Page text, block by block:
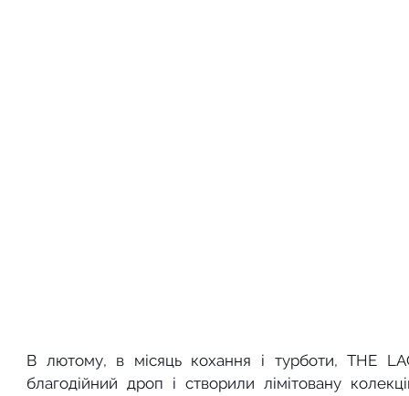
В лютому, в місяць кохання і турботи, THE
благодійний дроп і створили лімітовану